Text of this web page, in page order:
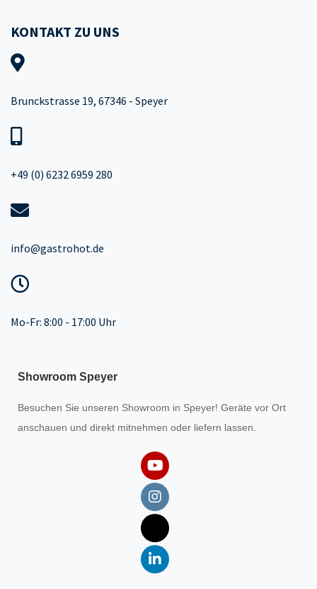
KONTAKT ZU UNS
Brunckstrasse 19, 67346 - Speyer
+49 (0) 6232 6959 280
info@gastrohot.de
Mo-Fr: 8:00 - 17:00 Uhr
Showroom Speyer
Besuchen Sie unseren Showroom in Speyer! Geräte vor Ort
anschauen und direkt mitnehmen oder liefern lassen.